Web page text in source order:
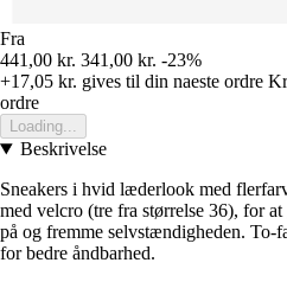
Fra
441,00 kr. 341,00 kr. -23%
+17,05 kr. gives til din naeste ordre
ordre
Loading...
Beskrivelse
Sneakers i hvid læderlook med
med velcro (tre fra størrelse 36), for
på og fremme selvstændigheden. To-
for bedre åndbarhed.